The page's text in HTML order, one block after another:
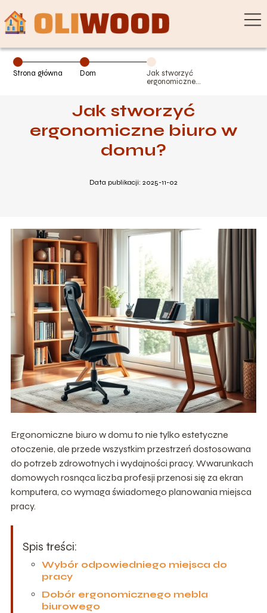
Strona główna Dom
Jak stworzyć
ergonomiczne
Jak stworzyć
ergonomiczne biuro w
domu?
Data publikacji: 2025-11-02
Ergonomiczne biuro w domu to nie tylko estetyczne
otoczenie, ale przede wszystkim przestrzeń dostosowana
do potrzeb zdrowotnych i wydajności pracy. Wwarunkach
domowych rosnąca liczba profesji przenosi się za ekran
komputera, co wymaga świadomego planowania miejsca
pracy.
Spis treści:
Wybór odpowiedniego miejsca do
pracy
Dobór ergonomicznego mebla
biurowego